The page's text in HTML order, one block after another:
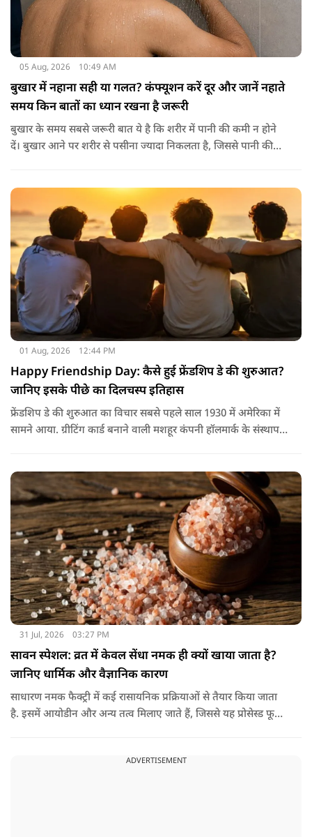
05 Aug, 2026 10:49 AM
बुखार में नहाना सही या गलत? कंफ्यूशन करें दूर और जानें नहाते
समय किन बातों का ध्यान रखना है जरूरी
बुखार के समय सबसे जरूरी बात ये है कि शरीर में पानी की कमी न होने
दें। बुखार आने पर शरीर से पसीना ज्यादा निकलता है, जिससे पानी की
होते हैं। खाने में हल्का और आसानी से पचने वाला भोजन जैसे खिचड़ी
और दलिया आदि लेना अच्छा माना जाता है।
01 Aug, 2026 12:44 PM
Happy Friendship Day: कैसे हुई फ्रेंडशिप डे की शुरुआत?
जानिए इसके पीछे का दिलचस्प इतिहास
फ्रेंडशिप डे की शुरुआत का विचार सबसे पहले साल 1930 में अमेरिका में
सामने आया. ग्रीटिंग कार्ड बनाने वाली मशहूर कंपनी हॉलमार्क के संस्थापक
31 Jul, 2026 03:27 PM
सावन स्पेशल: व्रत में केवल सेंधा नमक ही क्यों खाया जाता है?
जानिए धार्मिक और वैज्ञानिक कारण
साधारण नमक फैक्ट्री में कई रासायनिक प्रक्रियाओं से तैयार किया जाता
है. इसमें आयोडीन और अन्य तत्व मिलाए जाते हैं, जिससे यह प्रोसेस्ड फूड
जाता, इसलिए इसे अधिक शुद्ध माना जाता है.
ADVERTISEMENT